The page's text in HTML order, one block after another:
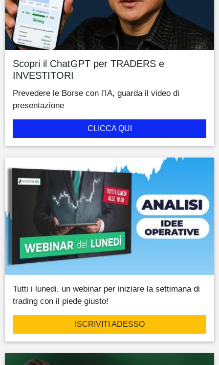
Scopri il ChatGPT per TRADERS e
INVESTITORI
Prevedere le Borse con l'IA, guarda il video di
presentazione
CLICCA QUI
Tutti i lunedi, un webinar per iniziare la settimana di
trading con il piede giusto!
ISCRIVITI ADESSO